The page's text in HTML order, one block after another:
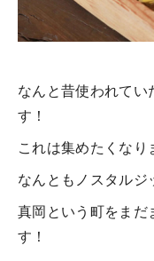
なんと昔使われてい
す！
これは集めたくなり
なんともノスタルジ
真岡という町をまだ
す！